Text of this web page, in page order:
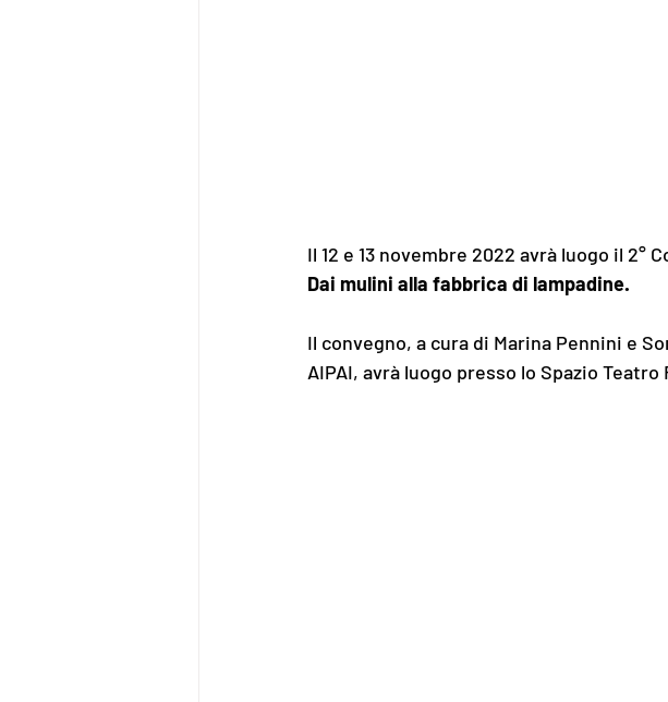
Il 12 e 13 novembre 2022 avrà luogo il 2°
Dai mulini alla fabbrica di lampadine.
Il convegno, a cura di Marina Pennini e
AIPAI, avrà luogo presso lo Spazio